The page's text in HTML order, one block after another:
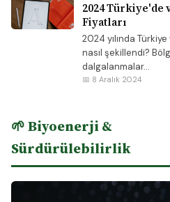
2024 Türkiye'de
Fiyatları
2024 yılında
nasıl şekillendi?
dalgalanmalar...
📅 8 Aralık 2024
🌱 Biyoenerji &
Sürdürülebilirlik